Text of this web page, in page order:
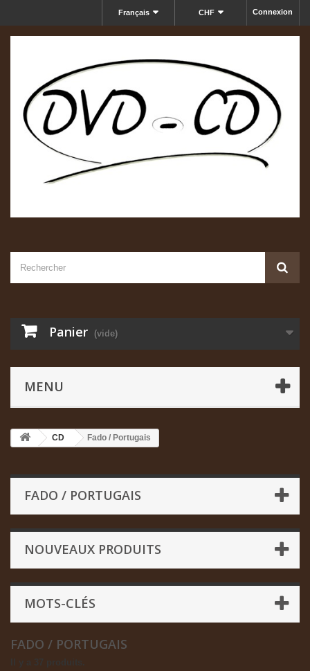
Connexion
CHF
Français
Panier (vide)
MENU
CD Fado / Portugais
FADO / PORTUGAIS
NOUVEAUX PRODUITS
MOTS-CLÉS
FADO / PORTUGAIS